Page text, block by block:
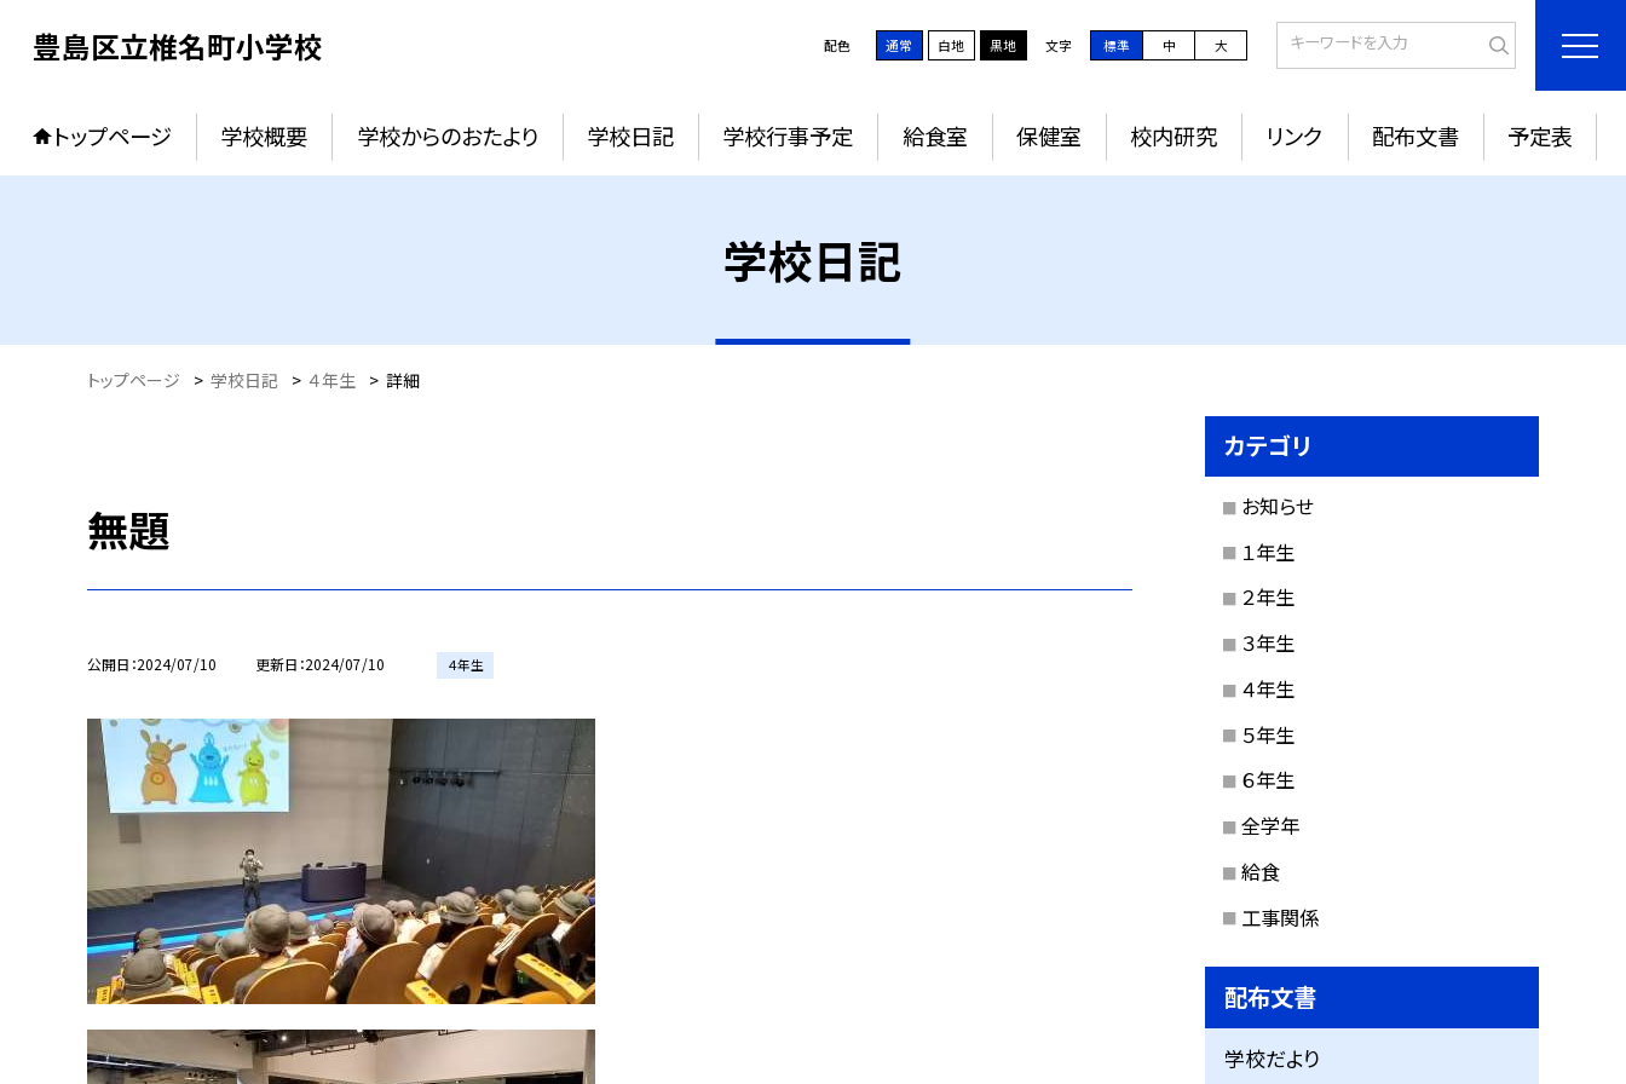
豊島区立椎名町小学校 配色 通常 白地 黒地 文字 標準 中 大
トップページ 学校概要 学校からのおたより 学校日記 学校行事予定 給食室 保健室 校内研究 リンク 配布文書 予定表
学校日記
トップページ > 学校日記 > ４年生 > 詳細
無題
公開日 2024/07/10 更新日 2024/07/10 ４年生
カテゴリ
お知らせ
１年生
２年生
３年生
４年生
５年生
６年生
全学年
給食
工事関係
配布文書
学校だより